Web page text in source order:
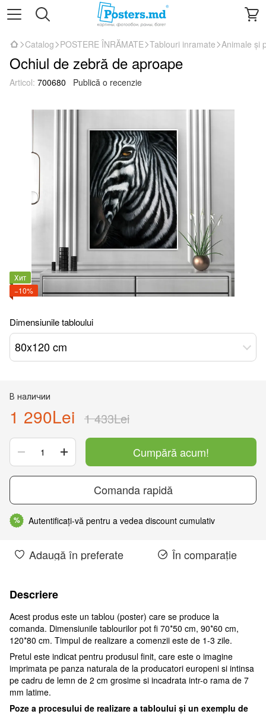
Catalog POSTERE ÎNRĂMATE Tablouri inramate Animale și
Ochiul de zebră de aproape
Articol: 700680 Publică o recenzie
Хит
−10%
Dimensiunile tabloului
80x120 cm
В наличии
1 290Lei 1 433Lei
Cumpără acum!
Comanda rapidă
% Autentificați-vă pentru a vedea discount cumulativ
Adaugă în preferate În comparație
Descriere
Acest produs este un tablou (poster) care se produce la
comanda. Dimensiunile tablourilor pot fi 70*50 cm, 90*60 cm,
120*80 cm. Timpul de realizare a comenzii este de 1-3 zile.
Pretul este indicat pentru produsul finit, care este o imagine
imprimata pe panza naturala de la producatori europeni si intinsa
pe cadru de lemn de 2 cm grosime si incadrata intr-o rama de 7
mm latime.
Poze a procesului de realizare a tabloului și un exemplu de